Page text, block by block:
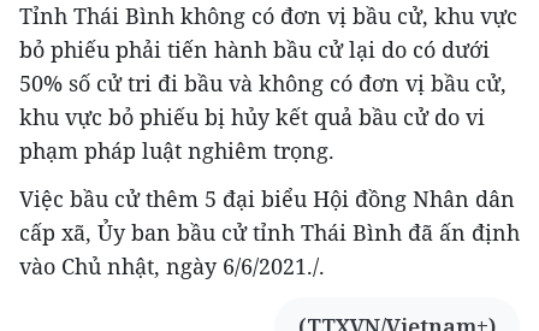
Tỉnh Thái Bình không có đơn vị bầu cử, khu vực
bỏ phiếu phải tiến hành bầu cử lại do có dưới
50% số cử tri đi bầu và không có đơn vị bầu cử,
khu vực bỏ phiếu bị hủy kết quả bầu cử do vi
phạm pháp luật nghiêm trọng.
Việc bầu cử thêm 5 đại biểu Hội đồng Nhân dân
cấp xã, Ủy ban bầu cử tỉnh Thái Bình đã ấn định
vào Chủ nhật, ngày 6/6/2021./.